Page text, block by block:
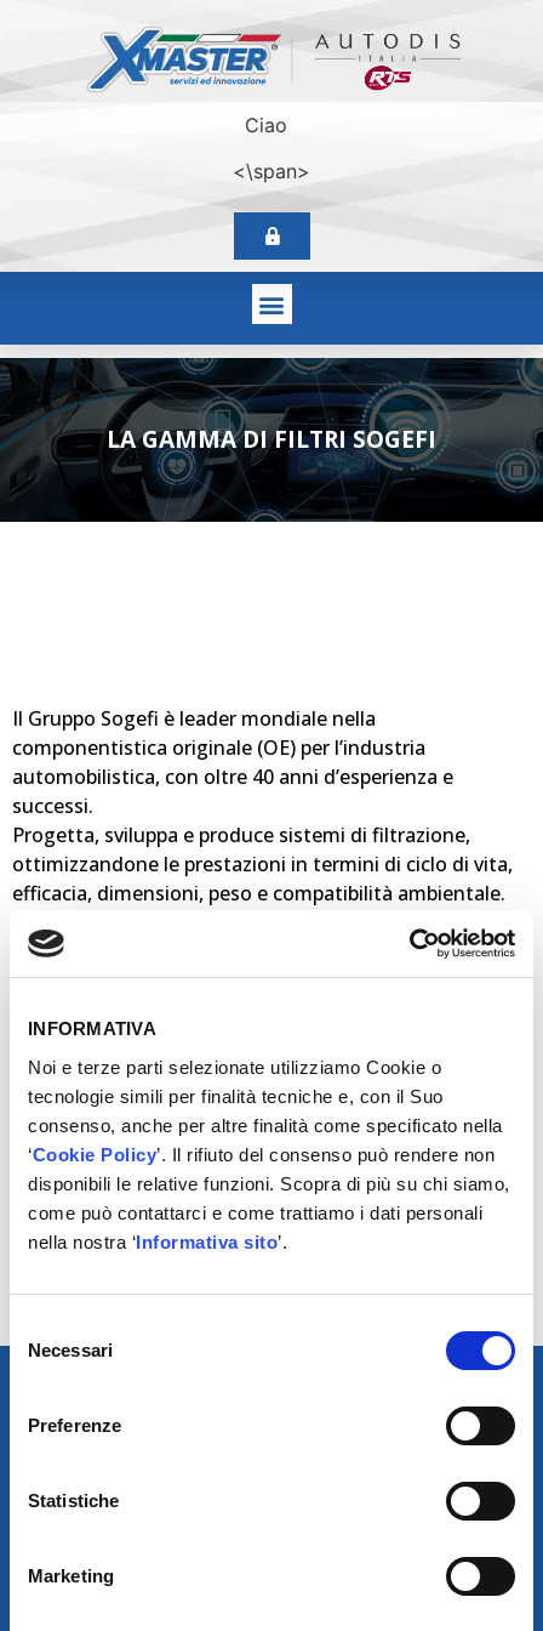
INFORMATIVA
Noi e terze parti selezionate utilizziamo Cookie o
tecnologie simili per finalità tecniche e, con il Suo
consenso, anche per altre finalità come specificato nella
‘Cookie Policy’. Il rifiuto del consenso può rendere non
disponibili le relative funzioni. Scopra di più su chi siamo,
come può contattarci e come trattiamo i dati personali
nella nostra ‘Informativa sito’.
delNecessari
Preferenze
Statistiche
Marketing
Ciao
<\span>
LA GAMMA DI FILTRI SOGEFI
Il Gruppo Sogefi è leader mondiale nella
componentistica originale (OE) per l’industria
automobilistica, con oltre 40 anni d’esperienza e
successi.
Progetta, sviluppa e produce sistemi di filtrazione,
ottimizzandone le prestazioni in termini di ciclo di vita,
efficacia, dimensioni, peso e compatibilità ambientale.
Nel corso degli anni Sogefi ha introdotto importanti
innovazioni tecnologiche nei suoi sistemi di filtrazione,
tra cui la tecnologia Diesel3Tech™, che utilizza tre strati
moderni sistemi di iniezione diesel e la piegatura
Chevron. Entrambe utilizzate sia nell’ OE sia nei filtri
aftermarket, sono riconosciute tra le migliori
innovazioni disponibili sul mercato.
Recentemente ha sviluppato la gamma Cabin3Tech+
che combina il meglio della tecnologia per la filtrazione
dell’abitacolo.
La gamma completa di filtri olio, benzina, gasolio, aria e
distribuita con i brand Purflux e CoopersFiaam.